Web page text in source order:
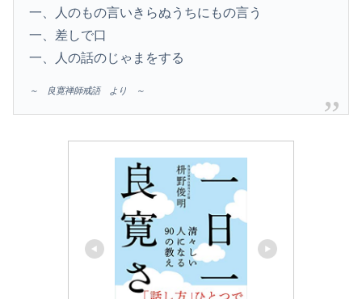
一、人のもの言いきらぬうちにもの言う
一、差しで口
一、人の話のじゃまをする
～ 良寛禅師戒語 より ～